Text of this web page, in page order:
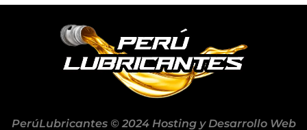
PerúLubricantes © 2024 Hosting y Desarrollo Web